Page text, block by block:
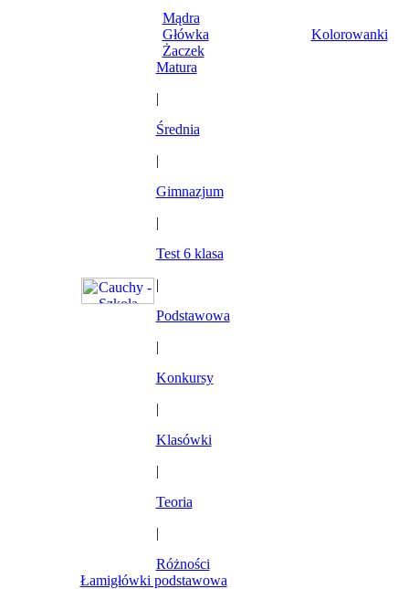
Mądra
Główka
Kolorowanki
Żaczek
Matura
|
Średnia
|
Gimnazjum
|
Test 6 klasa
|
Podstawowa
|
Konkursy
|
Klasówki
|
Teoria
|
Różności
Łamigłówki podstawowa